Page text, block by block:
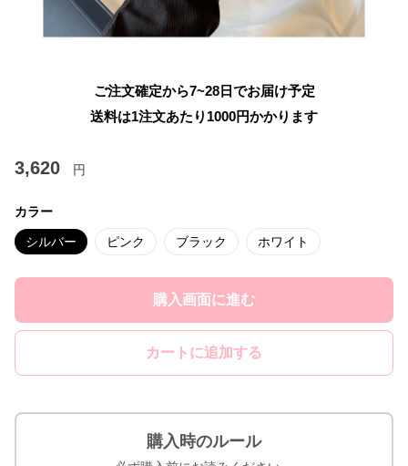
ご注文確定から7~28日でお届け予定
送料は1注文あたり 1000円かかります
3,620 円
カラー
シルバー ピンク ブラック ホワイト
購入画面に進む
カートに追加する
購入時のルール